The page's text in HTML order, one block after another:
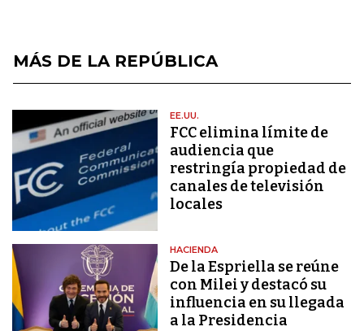
MÁS DE LA REPÚBLICA
EE.UU.
FCC elimina límite de
audiencia que
restringía propiedad de
canales de televisión
locales
HACIENDA
De la Espriella se reúne
con Milei y destacó su
influencia en su llegada
a la Presidencia